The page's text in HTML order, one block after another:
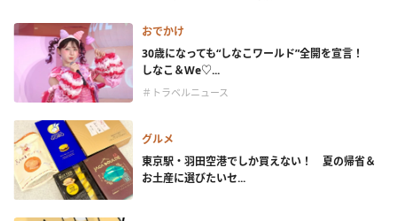
おでかけ
30歳になっても“しなこワールド”全開を宣言！
しなこ＆We♡...
＃トラベルニュース
グルメ
東京駅・羽田空港でしか買えない！ 夏の帰省＆
お土産に選びたいセ...